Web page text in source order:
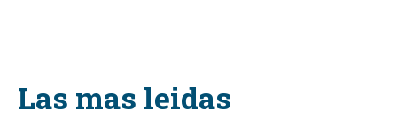
Las mas leidas